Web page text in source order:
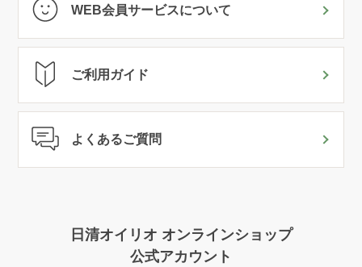
WEB会員サービスについて
ご利用ガイド
よくあるご質問
日清オイリオ オンラインショップ
公式アカウント